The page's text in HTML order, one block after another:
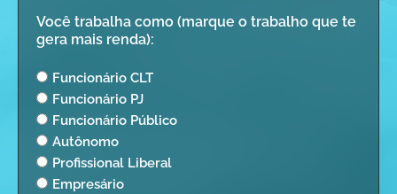
Você trabalha como (marque o trabalho que te
gera mais renda):
Funcionário CLT
Funcionário PJ
Funcionário Público
Autônomo
Profissional Liberal
Empresário